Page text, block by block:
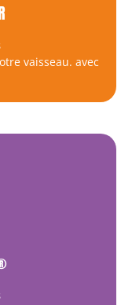
vaisseau. avec